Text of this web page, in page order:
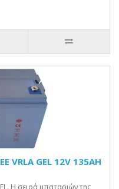
VRLA GEL 12V 135AH
Η σειρά μπαταριών της